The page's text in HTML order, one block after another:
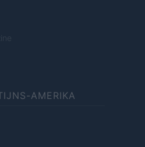
AMERIKA